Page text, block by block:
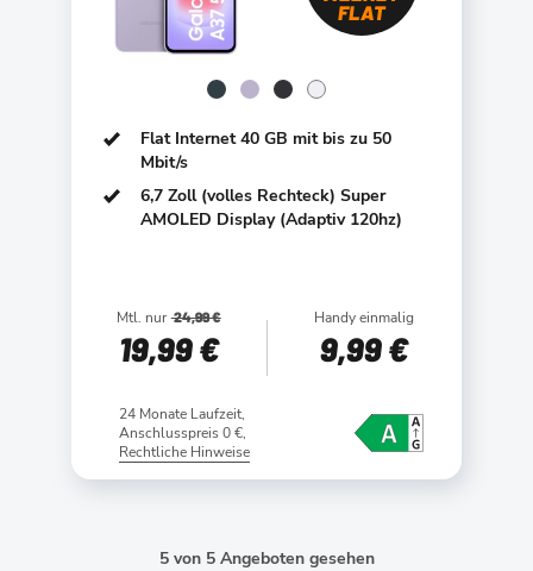
FLAT
Flat Internet 40 GB mit bis zu 50
Mbit/s
6,7 Zoll (volles Rechteck) Super
AMOLED Display (Adaptiv 120hz)
Mtl. nur 24,99 €
19,99 €
Handy einmalig
9,99 €
24 Monate Laufzeit,
Anschlusspreis 0 €,
Rechtliche Hinweise
5 von 5 Angeboten gesehen